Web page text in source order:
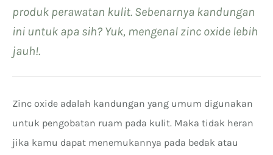
produk perawatan kulit. Sebenarnya kandungan
ini untuk apa sih? Yuk, mengenal zinc oxide lebih
jauh!.
Zinc oxide adalah kandungan yang umum digunakan
untuk pengobatan ruam pada kulit. Maka tidak heran
jika kamu dapat menemukannya pada bedak atau